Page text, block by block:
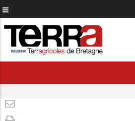
au
contenu
principal